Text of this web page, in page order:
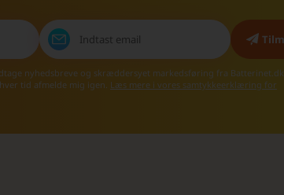
nyhedsbreve og skræddersyet markedsføring fra Batterinet.dk
tid afmelde mig igen. Læs mere i vores samtykkeerklæring for